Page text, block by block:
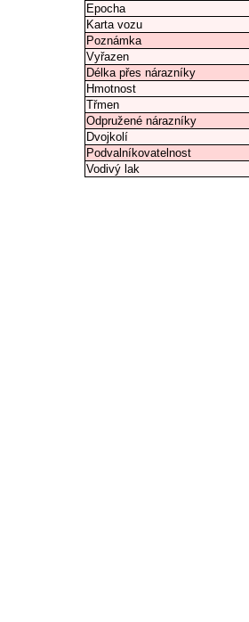
Epocha
Karta vozu
Poznámka
Vyřazen
Délka přes nárazníky
Hmotnost
Třmen
Odpružené nárazníky
Dvojkolí
Podvalníkovatelnost
Vodivý lak